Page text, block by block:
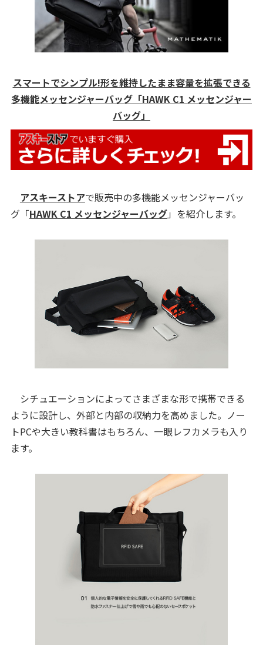
スマートでシンプル!形を維持したまま容量を拡張できる
多機能メッセンジャーバッグ「HAWK C1 メッセンジャー
バッグ」
アスキーストアで販売中の多機能メッセンジャーバッ
グ「HAWK C1 メッセンジャーバッグ」を紹介します。
シチュエーションによってさまざまな形で携帯できる
ように設計し、外部と内部の収納力を高めました。ノー
トPCや大きい教科書はもちろん、一眼レフカメラも入り
ます。